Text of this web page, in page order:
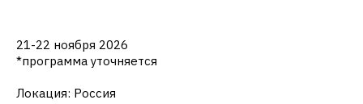
21-22 ноября 2026
*программа уточняется
Локация: Россия